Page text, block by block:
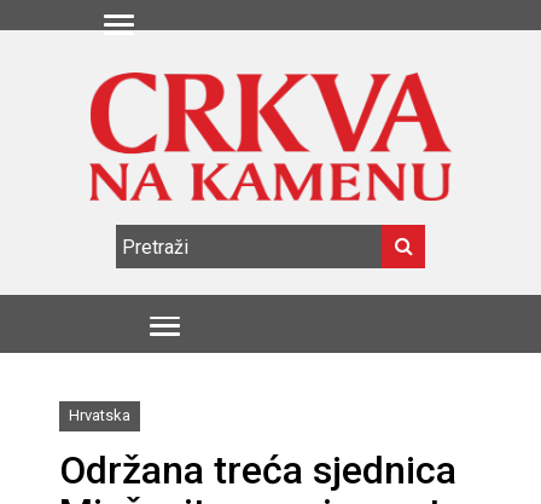
Hrvatska
Održana treća sjednica